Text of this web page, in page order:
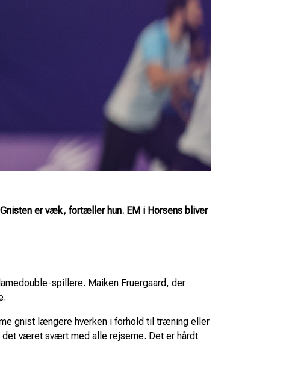
er væk, fortæller hun. EM i Horsens bliver
spillere. Maiken Fruergaard, der
gnist længere hverken i forhold til træning eller
det været svært med alle rejserne. Det er hårdt